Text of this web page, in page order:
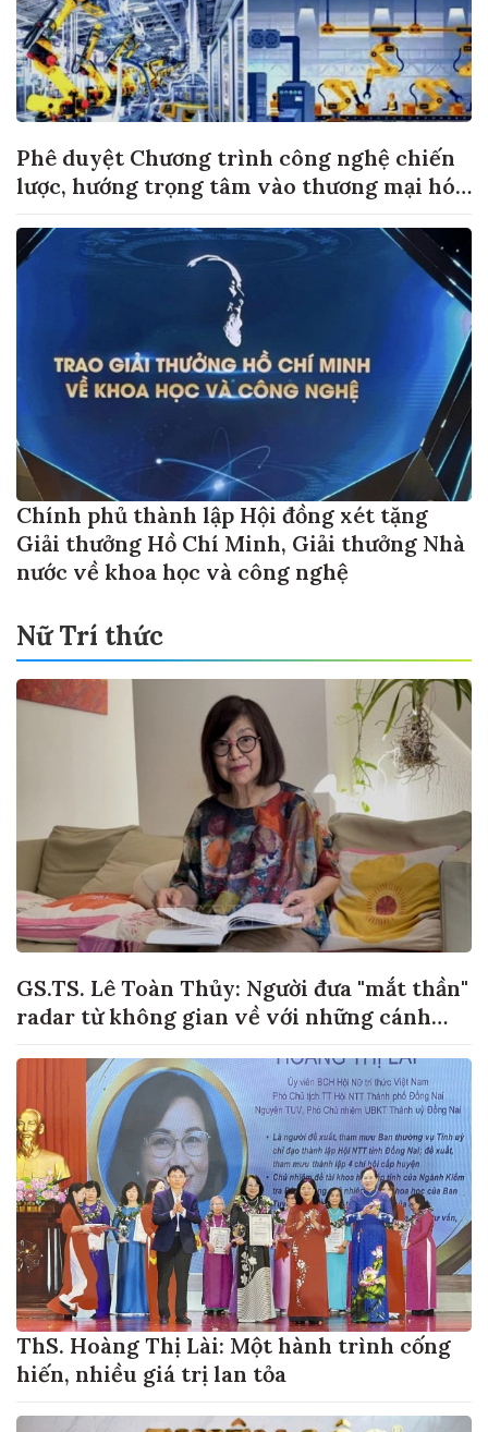
Phê duyệt Chương trình công nghệ chiến
lược, hướng trọng tâm vào thương mại hóa
Chính phủ thành lập Hội đồng xét tặng
Giải thưởng Hồ Chí Minh, Giải thưởng Nhà
nước về khoa học và công nghệ
Nữ Trí thức
GS.TS. Lê Toàn Thủy: Người đưa "mắt thần"
radar từ không gian về với những cánh
ThS. Hoàng Thị Lài: Một hành trình cống
hiến, nhiều giá trị lan tỏa